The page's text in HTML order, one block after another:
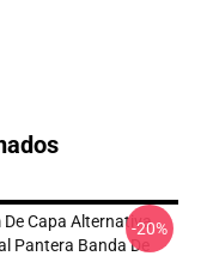
De Capa Alternativa
Pantera Banda De
-20%